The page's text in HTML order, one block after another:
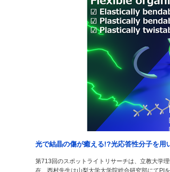
光で結晶の傷が癒える!?光応答性分子を用
第713回のスポットライトリサーチは、立教大学
在、西村先生は山梨大学大学院総合研究部にてPI